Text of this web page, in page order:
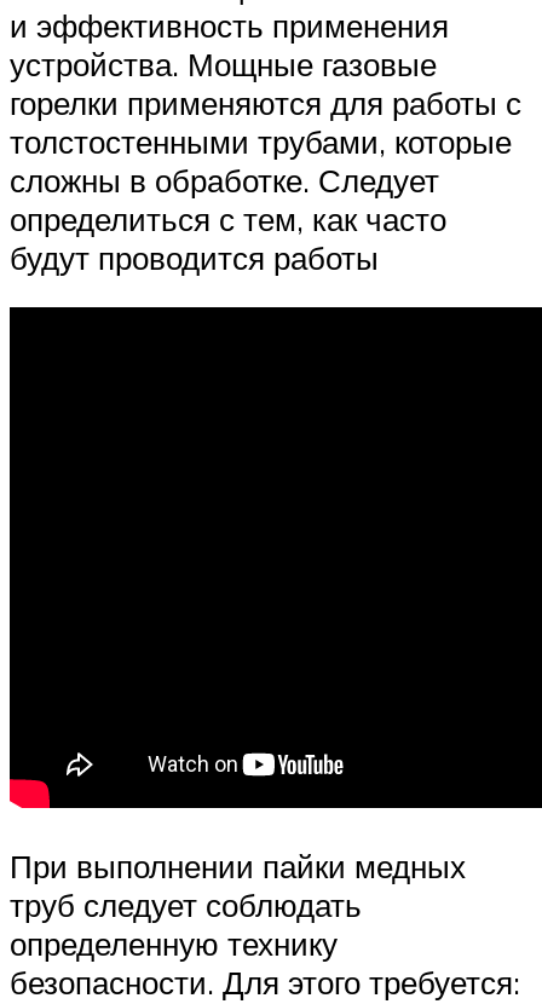
и эффективность применения
устройства. Мощные газовые
горелки применяются для работы с
толстостенными трубами, которые
сложны в обработке. Следует
определиться с тем, как часто
будут проводится работы
При выполнении пайки медных
труб следует соблюдать
определенную технику
безопасности. Для этого требуется: